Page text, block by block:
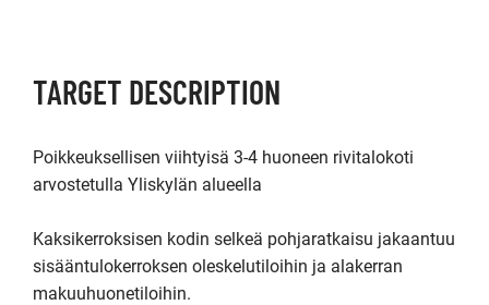
TARGET DESCRIPTION
Poikkeuksellisen viihtyisä 3-4 huoneen rivitalokoti
arvostetulla Yliskylän alueella
Kaksikerroksisen kodin selkeä pohjaratkaisu jakaantuu
sisääntulokerroksen oleskelutiloihin ja alakerran
makuuhuonetiloihin.